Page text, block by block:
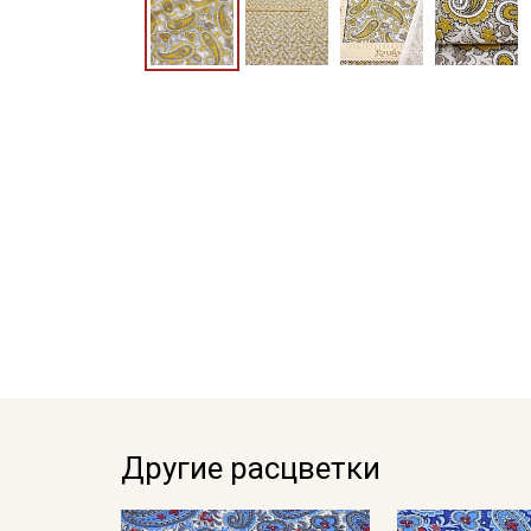
Другие расцветки